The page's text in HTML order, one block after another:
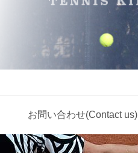
お問い合わせ(Contact us)